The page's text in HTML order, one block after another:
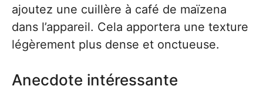
ajoutez une cuillère à café de maïzena
dans l’appareil. Cela apportera une texture
légèrement plus dense et onctueuse.
Anecdote intéressante